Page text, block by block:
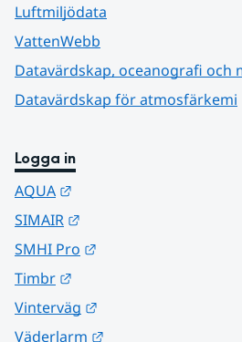
Luftmiljödata
VattenWebb
Datavärdskap, oceanografi och
Datavärdskap för atmosfärkemi
Logga in
AQUA
SIMAIR
SMHI Pro
Timbr
Vinterväg
Väderlarm